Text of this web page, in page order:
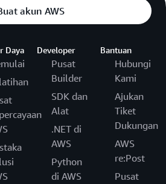
akun AWS
Daya Developer
Pusat
Builder
SDK dan
Alat
.NET di
AWS
Python
di AWS
Bantuan
Hubungi
Kami
Ajukan
Tiket
Dukungan
AWS
re:Post
Pusat